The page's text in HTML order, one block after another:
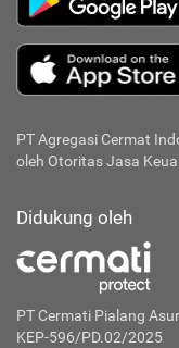
PT Agregasi Cermat
oleh Otoritas Jasa
Didukung oleh
PT Cermati Pialang
KEP-596/PD.02/2025